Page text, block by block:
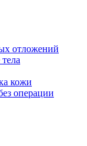
отложений
кожи
операции